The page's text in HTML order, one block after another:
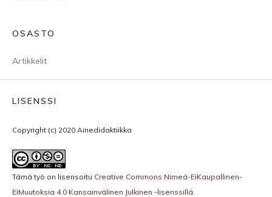
OSASTO
Artikkelit
LISENSSI
Copyright (c) 2020 Ainedidaktiikka
Tämä työ on lisensoitu Creative Commons Nimeä-EiKaupallinen-
EiMuutoksia 4.0 Kansainvälinen Julkinen -lisenssillä.